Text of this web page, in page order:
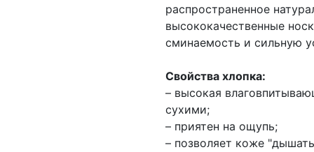
распространенное
высококачественные
сминаемость и сильную
Свойства хлопка:
– высокая
сухими;
– приятен на ощупь;
– позволяет коже